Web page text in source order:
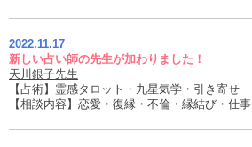
2022.11.17
新しい占い師の先生が加わりました！
天川銀子先生
【占術】霊感タロット・九星気学・引き寄せ
【相談内容】恋愛・復縁・不倫・縁結び・仕事